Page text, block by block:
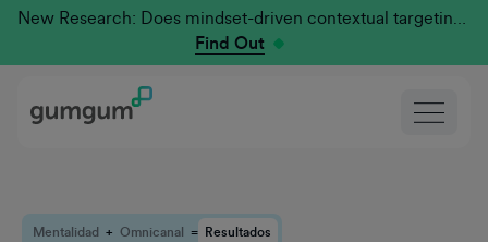
New Research: Does mindset-driven contextual targeting outperform traditional?
Find Out
Mentalidad + Omnicanal = Resultados